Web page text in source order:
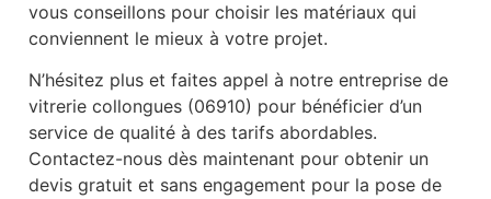
vous conseillons pour choisir les matériaux qui
conviennent le mieux à votre projet.
N’hésitez plus et faites appel à notre entreprise de
vitrerie collongues (06910) pour bénéficier d’un
service de qualité à des tarifs abordables.
Contactez-nous dès maintenant pour obtenir un
devis gratuit et sans engagement pour la pose de